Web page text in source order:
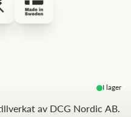
I lager
av DCG Nordic AB.